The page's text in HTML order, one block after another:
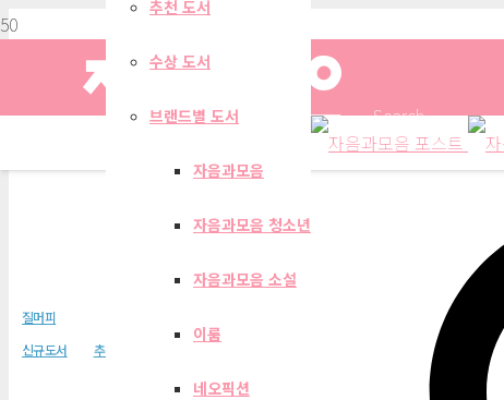
Search
추천 도서
수상 도서
브랜드별 도서
자음과모음
자음과모음 청소년
자음과모음 소설
이룸
네오픽션
꼴찌 마녀 밀드레드7 (
질머피
신규도서
추천도서